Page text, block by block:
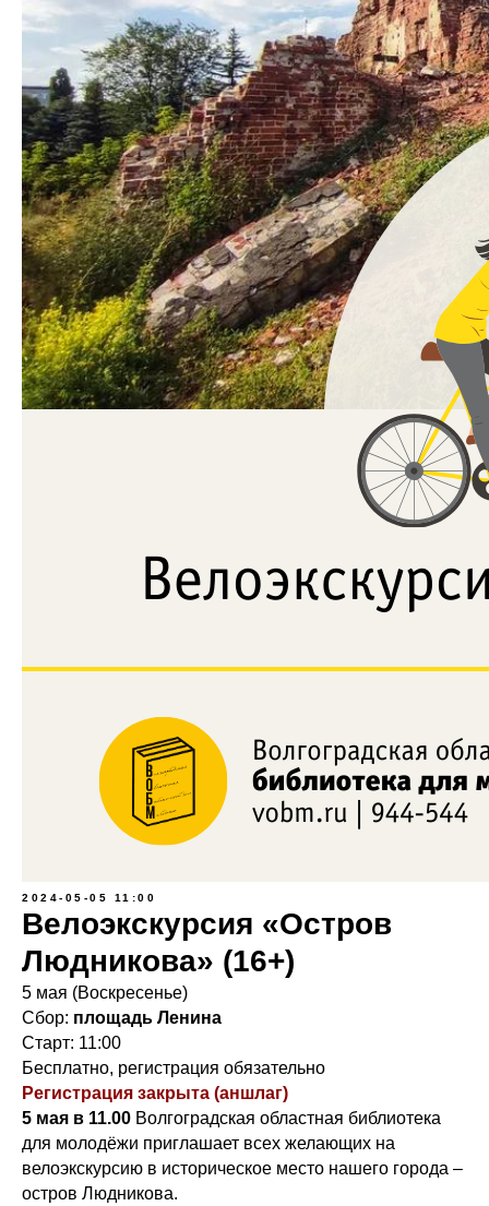
2024-05-05 11:00
Велоэкскурсия «Остров
Людникова» (16+)
5 мая (Воскресенье)
Сбор: площадь Ленина
Старт: 11:00
Бесплатно, регистрация обязательно
Регистрация закрыта (аншлаг)
5 мая в 11.00 Волгоградская областная библиотека
для молодёжи приглашает всех желающих на
велоэкскурсию в историческое место нашего города –
остров Людникова.